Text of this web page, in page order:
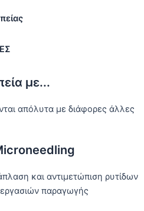
με...
απόλυτα με διάφορες άλλες
και αντιμετώπιση ρυτίδων
παραγωγής